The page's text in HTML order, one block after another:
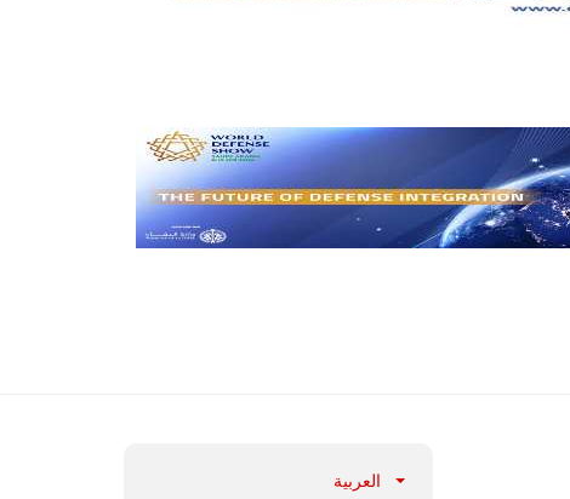
العربية